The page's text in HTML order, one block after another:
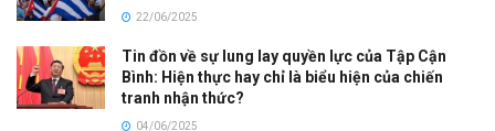
22/06/2025
Tin đồn về sự lung lay quyền lực của Tập Cận
Bình: Hiện thực hay chỉ là biểu hiện của chiến
tranh nhận thức?
04/06/2025